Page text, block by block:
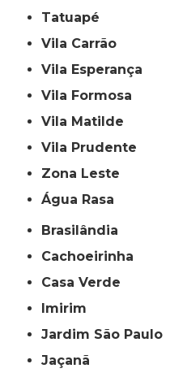
Tatuapé
Vila Carrão
Vila Esperança
Vila Formosa
Vila Matilde
Vila Prudente
Zona Leste
Água Rasa
Brasilândia
Cachoeirinha
Casa Verde
Imirim
Jardim São Paulo
Jaçanã